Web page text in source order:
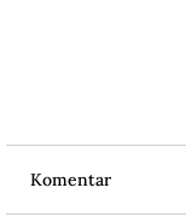
Komentar